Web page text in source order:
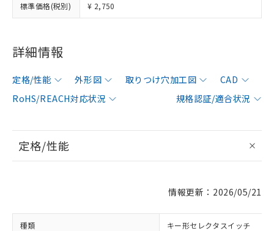
標準価格(税別) ¥ 2,750
詳細情報
定格/性能 外形図 取りつけ穴加工図
CAD
RoHS/REACH対応状況
規格認証/適合状況
定格/性能
情報更新：2026/05/21
種類 キー形セレクタスイッチ